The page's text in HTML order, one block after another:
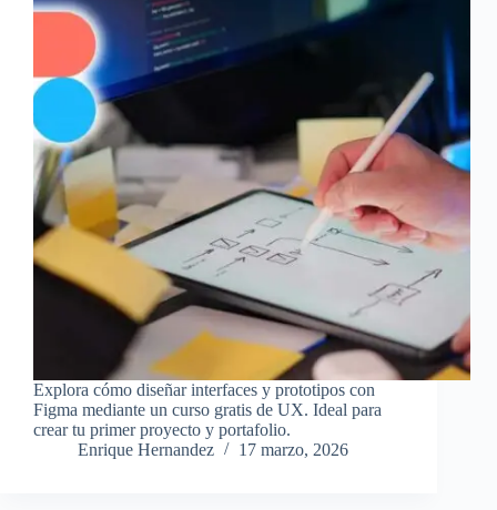
Explora cómo diseñar interfaces y prototipos con
Figma mediante un curso gratis de UX. Ideal para
crear tu primer proyecto y portafolio.
Enrique Hernandez
17 marzo, 2026